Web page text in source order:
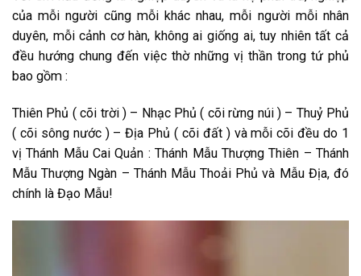
của mỗi người cũng mỗi khác nhau, mỗi người mỗi nhân
duyên, mỗi cảnh cơ hàn, không ai giống ai, tuy nhiên tất cả
đều hướng chung đến việc thờ những vị thần trong tứ phủ
bao gồm :
Thiên Phủ ( cõi trời ) – Nhạc Phủ ( cõi rừng núi ) – Thuỷ Phủ
( cõi sông nước ) – Địa Phủ ( cõi đất ) và mỗi cõi đều do 1
vị Thánh Mẫu Cai Quản : Thánh Mẫu Thượng Thiên – Thánh
Mẫu Thượng Ngàn – Thánh Mẫu Thoải Phủ và Mẫu Địa, đó
chính là Đạo Mẫu!